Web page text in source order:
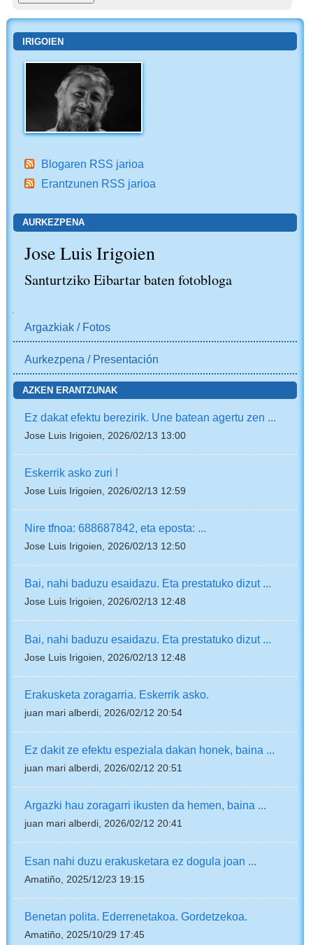
IRIGOIEN
Blogaren RSS jarioa
Erantzunen RSS jarioa
AURKEZPENA
Jose Luis Irigoien
Santurtziko Eibartar baten fotobloga
Argazkiak / Fotos
Aurkezpena / Presentación
AZKEN ERANTZUNAK
Ez dakat efektu berezirik. Une batean agertu zen ...
Jose Luis Irigoien, 2026/02/13 13:00
Eskerrik asko zuri !
Jose Luis Irigoien, 2026/02/13 12:59
Nire tfnoa: 688687842, eta eposta: ...
Jose Luis Irigoien, 2026/02/13 12:50
Bai, nahi baduzu esaidazu. Eta prestatuko dizut ...
Jose Luis Irigoien, 2026/02/13 12:48
Bai, nahi baduzu esaidazu. Eta prestatuko dizut ...
Jose Luis Irigoien, 2026/02/13 12:48
Erakusketa zoragarria. Eskerrik asko.
juan mari alberdi, 2026/02/12 20:54
Ez dakit ze efektu espeziala dakan honek, baina ...
juan mari alberdi, 2026/02/12 20:51
Argazki hau zoragarri ikusten da hemen, baina ...
juan mari alberdi, 2026/02/12 20:41
Esan nahi duzu erakusketara ez dogula joan ...
Amatiño, 2025/12/23 19:15
Benetan polita. Ederrenetakoa. Gordetzekoa.
Amatiño, 2025/10/29 17:45